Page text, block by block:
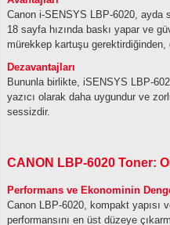
Canon i-SENSYS LBP-6020, ayda
18 sayfa hızında baskı yapar ve
mürekkep kartuşu
Dezavantajları
Bununla birlikte, iSENSYS LBP-
yazıcı olarak daha uygundur ve
sessizdir.
CANON LBP-6020 Toner:
Performans ve Ekonominin
Canon LBP-6020, kompakt yapısı
performansını en üst düzeye